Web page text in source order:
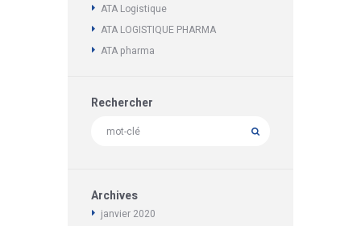
ATA Logistique
ATA LOGISTIQUE PHARMA
ATA pharma
Rechercher
Archives
janvier 2020